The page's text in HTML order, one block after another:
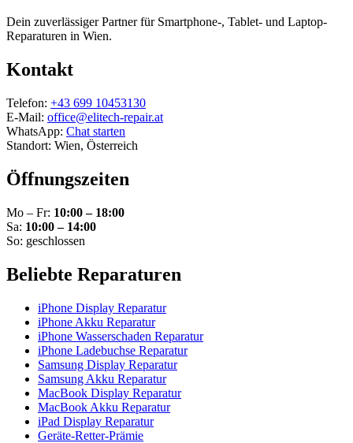
Dein zuverlässiger Partner für Smartphone-, Tablet- und Laptop-
Reparaturen in Wien.
Kontakt
Telefon: +43 699 10453130
E-Mail: office@elitech-repair.at
WhatsApp: Chat starten
Standort: Wien, Österreich
Öffnungszeiten
Mo – Fr: 10:00 – 18:00
Sa: 10:00 – 14:00
So: geschlossen
Beliebte Reparaturen
iPhone Display Reparatur
iPhone Akku Reparatur
iPhone Wasserschaden Reparatur
iPhone Ladebuchse Reparatur
Samsung Display Reparatur
Samsung Akku Reparatur
MacBook Display Reparatur
MacBook Akku Reparatur
iPad Display Reparatur
Geräte-Retter-Prämie